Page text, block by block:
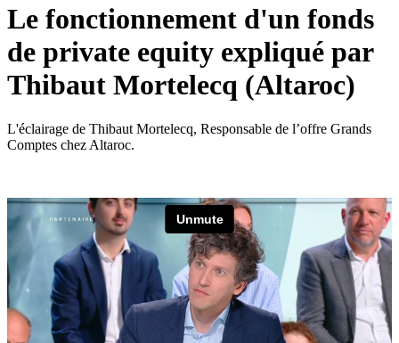
Le fonctionnement d'un fonds
de private equity expliqué par
Thibaut Mortelecq (Altaroc)
L'éclairage de Thibaut Mortelecq, Responsable de l’offre Grands
Comptes chez Altaroc.